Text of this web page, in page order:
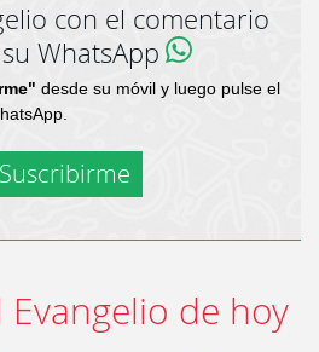
con el comentario
WhatsApp
desde su móvil y luego pulse el
Suscribirme
Evangelio de hoy